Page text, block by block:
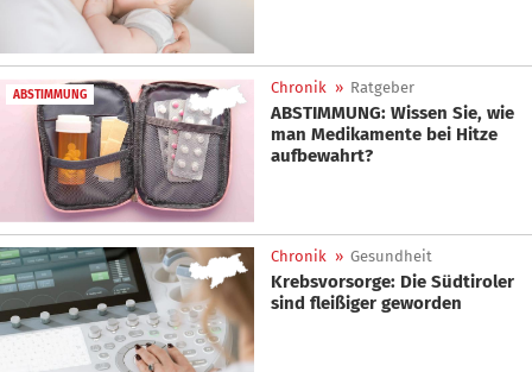
ABSTIMMUNG Chronik » Ratgeber
ABSTIMMUNG: Wissen Sie, wie
man Medikamente bei Hitze
aufbewahrt?
Chronik » Gesundheit
Krebsvorsorge: Die Südtiroler
sind fleißiger geworden